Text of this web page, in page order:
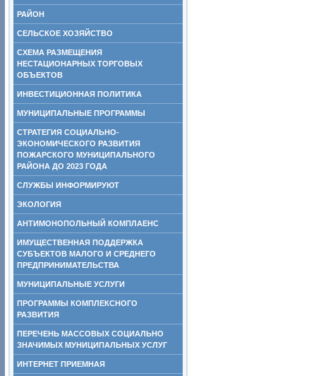
РАЙОН
СЕЛЬСКОЕ ХОЗЯЙСТВО
СХЕМА РАЗМЕЩЕНИЯ
НЕСТАЦИОНАРНЫХ ТОРГОВЫХ
ОБЪЕКТОВ
ИНВЕСТИЦИОННАЯ ПОЛИТИКА
МУНИЦИПАЛЬНЫЕ ПРОГРАММЫ
СТРАТЕГИЯ СОЦИАЛЬНО-
ЭКОНОМИЧЕСКОГО РАЗВИТИЯ
ПОЖАРСКОГО МУНИЦИПАЛЬНОГО
РАЙОНА ДО 2023 ГОДА
СЛУЖБЫ ИНФОРМИРУЮТ
ЭКОЛОГИЯ
АНТИМОНОПОЛЬНЫЙ КОМПЛАЕНС
ИМУЩЕСТВЕННАЯ ПОДДЕРЖКА
СУБЪЕКТОВ МАЛОГО И СРЕДНЕГО
ПРЕДПРИНИМАТЕЛЬСТВА
МУНИЦИПАЛЬНЫЕ УСЛУГИ
ПРОГРАММЫ КОМПЛЕКСНОГО
РАЗВИТИЯ
ПЕРЕЧЕНЬ МАССОВЫХ СОЦИАЛЬНО
ЗНАЧИМЫХ МУНИЦИПАЛЬНЫХ УСЛУГ
ИНТЕРНЕТ ПРИЕМНАЯ